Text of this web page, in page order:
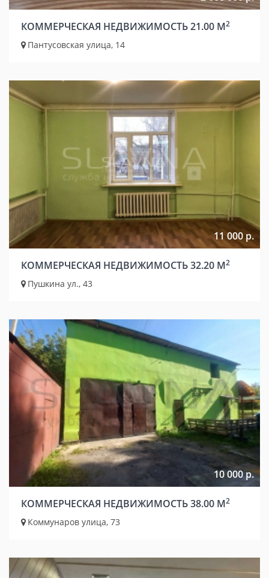
КОММЕРЧЕСКАЯ НЕДВИЖИМОСТЬ 21.00 М2
Пантусовская улица, 14
11 000 р.
КОММЕРЧЕСКАЯ НЕДВИЖИМОСТЬ 32.20 М2
Пушкина ул., 43
10 000 р.
КОММЕРЧЕСКАЯ НЕДВИЖИМОСТЬ 38.00 М2
Коммунаров улица, 73